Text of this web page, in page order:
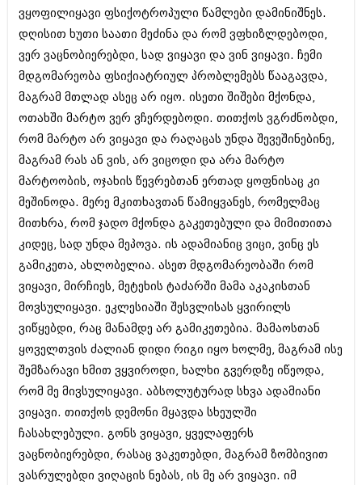
თებერვალი 2012 (376)
იანვარი 2012 (322)
ნოემბერი 2011 (471)
ოქტომბერი 2011 (754)
სექტემბერი 2011 (407)
ივლისი 2011 (400)
ივნისი 2011 (438)
მაისი 2011 (415)
აპრილი 2011 (294)
მარტი 2011 (654)
თებერვალი 2011 (329)
იანვარი 2011 (647)
დეკემბერი 2010 (881)
ნოემბერი 2010 (422)
ოქტომბერი 2010 (341)
სექტემბერი 2010 (449)
ივლისი 2010 (556)
ივნისი 2010 (685)
მაისი 2010 (232)
აპრილი 2010 (229)
მარტი 2010 (454)
თებერვალი 2010 (421)
იანვარი 2010 (422)
დეკემბერი 2009 (510)
ნოემბერი 2009 (308)
ოქტომბერი 2009 (382)
სექტემბერი 2009 (541)
ვყოფილიყავი ფსიქოტროპული წამლები დამინიშნეს.
დღისით ხუთი საათი მეძინა და რომ ვფხიზლდებოდი,
ვერ ვაცნობიერებდი, სად ვიყავი და ვინ ვიყავი. ჩემი
მდგომარეობა ფსიქიატრიულ პრობლემებს წააგავდა,
მაგრამ მთლად ასეც არ იყო. ისეთი შიშები მქონდა,
ოთახში მარტო ვერ ვჩერდებოდი. თითქოს ვგრძნობდი,
რომ მარტო არ ვიყავი და რაღაცას უნდა შევეშინებინე,
მაგრამ რას ან ვის, არ ვიცოდი და არა მარტო
მარტოობის, ოჯახის წევრებთან ერთად ყოფნისაც კი
მეშინოდა. მერე მკითხავთან წამიყვანეს, რომელმაც
მითხრა, რომ ჯადო მქონდა გაკეთებული და მიმითითა
კიდეც, სად უნდა მეპოვა. ის ადამიანიც ვიცი, ვინც ეს
გამიკეთა, ახლობელია. ასეთ მდგომარეობაში რომ
ვიყავი, მირჩიეს, მეტეხის ტაძარში მამა აკაკისთან
მოვსულიყავი. ეკლესიაში შესვლისას ყვირილს
ვიწყებდი, რაც მანამდე არ გამიკეთებია. მამაოსთან
ყოველთვის ძალიან დიდი რიგი იყო ხოლმე, მაგრამ ისე
შემზარავი ხმით ვყვიროდი, ხალხი გვერდზე იწეოდა,
რომ მე მივსულიყავი. აბსოლუტურად სხვა ადამიანი
ვიყავი. თითქოს დემონი მყავდა სხეულში
ჩასახლებული. გონს ვიყავი, ყველაფერს
ვაცნობიერებდი, რასაც ვაკეთებდი, მაგრამ ზომბივით
ვასრულებდი ვიღაცის ნებას, ის მე არ ვიყავი. იმ